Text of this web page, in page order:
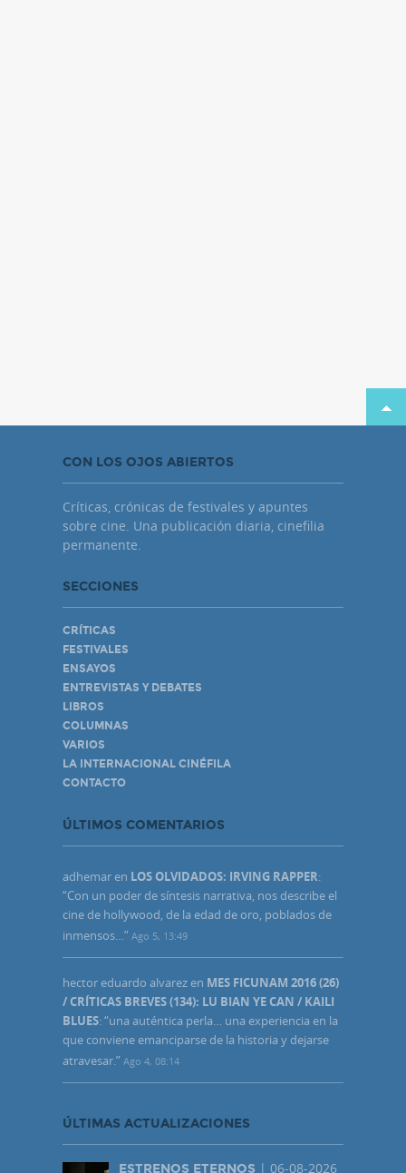
CON LOS OJOS ABIERTOS
Críticas, crónicas de festivales y apuntes
sobre cine. Una publicación diaria, cinefilia
permanente.
SECCIONES
CRÍTICAS
FESTIVALES
ENSAYOS
ENTREVISTAS Y DEBATES
LIBROS
COLUMNAS
VARIOS
LA INTERNACIONAL CINÉFILA
CONTACTO
ÚLTIMOS COMENTARIOS
adhemar en LOS OLVIDADOS: IRVING RAPPER:
“Con un poder de síntesis narrativa, nos describe el
cine de hollywood, de la edad de oro, poblados de
inmensos… ” Ago 5, 13:49
hector eduardo alvarez en MES FICUNAM 2016 (26)
/ CRÍTICAS BREVES (134): LU BIAN YE CAN / KAILI
BLUES: “una auténtica perla… una experiencia en la
que conviene emanciparse de la historia y dejarse
atravesar.” Ago 4, 08:14
ÚLTIMAS ACTUALIZACIONES
ESTRENOS ETERNOS | 06-08-2026